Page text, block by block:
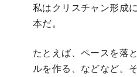
私はクリスチャン形成
本だ。
たとえば、ペースを落
ルを作る、などなど。